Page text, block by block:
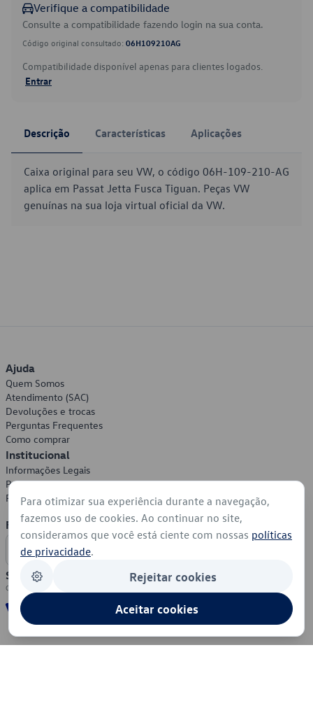
Verifique a compatibilidade
Consulte a compatibilidade fazendo login na sua conta.
Código original consultado: 06H109210AG
Compatibilidade disponível apenas para clientes logados.
Entrar
Descrição Características Aplicações
Caixa original para seu VW, o código 06H-109-210-AG
aplica em Passat Jetta Fusca Tiguan. Peças VW
genuínas na sua loja virtual oficial da VW.
Ajuda
Quem Somos
Atendimento (SAC)
Devoluções e trocas
Perguntas Frequentes
Como comprar
Institucional
Informações Legais
Política de Privacidade
Política de Cookies
Formas de Pagamento
Segurança
Para otimizar sua experiência durante a navegação,
fazemos uso de cookies. Ao continuar no site,
consideramos que você está ciente com nossas políticas
de privacidade.
Rejeitar cookies
Aceitar cookies